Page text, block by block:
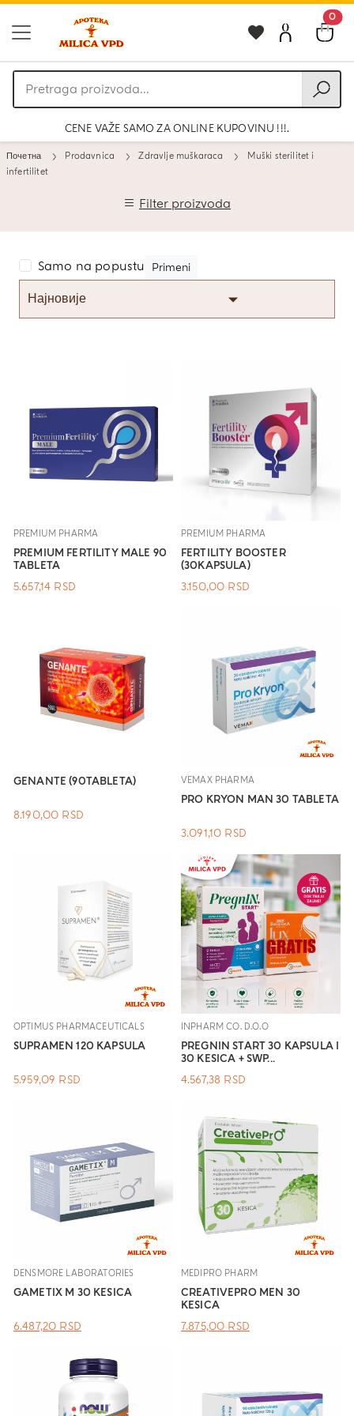
0
Pretraga
proizvoda
CENE VAŽE SAMO ZA ONLINE KUPOVINU !!!.
Почетна Prodavnica Zdravlje muškaraca
Muški sterilitet i
infertilitet
Filter proizvoda
Samo na popustu Primeni
PREMIUM PHARMA
PREMIUM FERTILITY MALE 90
TABLETA
5.657,14 RSD
PREMIUM PHARMA
FERTILITY BOOSTER
(30KAPSULA)
3.150,00 RSD
GENANTE (90TABLETA)
8.190,00 RSD
VEMAX PHARMA
PRO KRYON MAN 30 TABLETA
3.091,10 RSD
OPTIMUS PHARMACEUTICALS
SUPRAMEN 120 KAPSULA
5.959,09 RSD
INPHARM CO. D.O.O
PREGNIN START 30 KAPSULA I
30 KESICA + SWP...
4.567,38 RSD
DENSMORE LABORATORIES
GAMETIX M 30 KESICA
ОРИГИНАЛНА
6.487,20 RSDТРЕНУТНА
6.487,20 RSD.
MEDIPRO PHARM
CREATIVEPRO MEN 30
KESICA
ОРИГИНАЛНА
7.875,00 RSDТРЕНУТНА